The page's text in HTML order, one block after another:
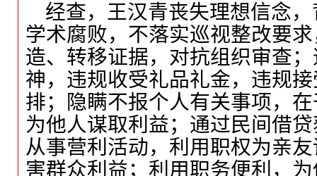
经查，王汉青丧失理想信念
学术腐败，不落实巡视整改要
造、转移证据，对抗组织审查
神，违规收受礼品礼金，违规
排；隐瞒不报个人有关事项，
为他人谋取利益；通过民间借
从事营利活动，利用职权为亲
害群众利益；利用职务便利，